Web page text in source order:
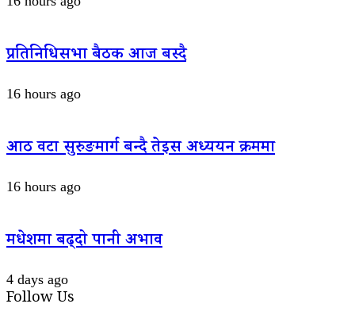
प्रतिनिधिसभा बैठक आज बस्दै
16 hours ago
आठ वटा सुरुङमार्ग बन्दै तेइस अध्ययन क्रममा
16 hours ago
मधेशमा बढ्दो पानी अभाव
4 days ago
Follow Us